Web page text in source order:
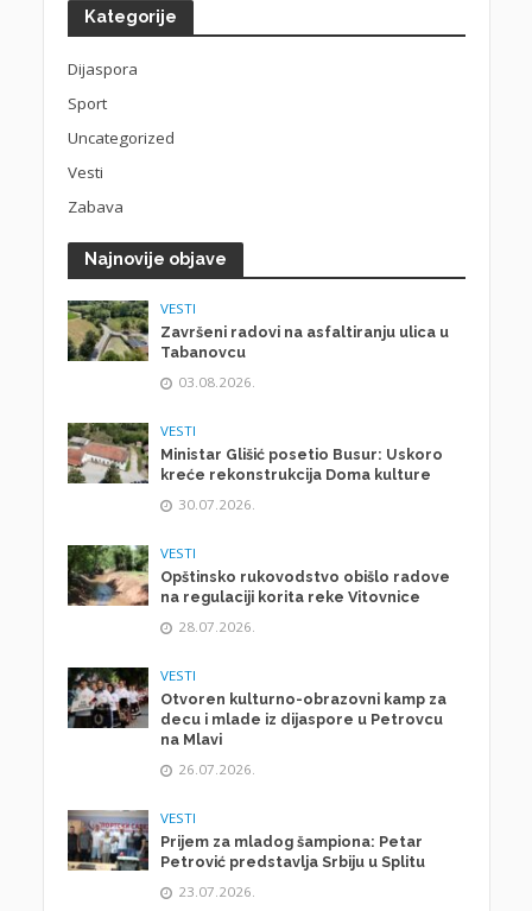
Kategorije
Dijaspora
Sport
Uncategorized
Vesti
Zabava
Najnovije objave
VESTI
Završeni radovi na asfaltiranju ulica u
Tabanovcu
03.08.2026.
VESTI
Ministar Glišić posetio Busur: Uskoro
kreće rekonstrukcija Doma kulture
30.07.2026.
VESTI
Opštinsko rukovodstvo obišlo radove
na regulaciji korita reke Vitovnice
28.07.2026.
VESTI
Otvoren kulturno-obrazovni kamp za
decu i mlade iz dijaspore u Petrovcu
na Mlavi
26.07.2026.
VESTI
Prijem za mladog šampiona: Petar
Petrović predstavlja Srbiju u Splitu
23.07.2026.